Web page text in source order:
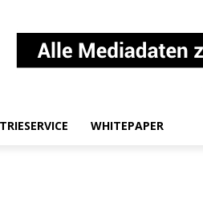
WHITEPAPER